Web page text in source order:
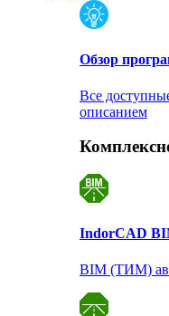
Обзор
Все
описанием
IndorCAD
BIM (ТИМ)